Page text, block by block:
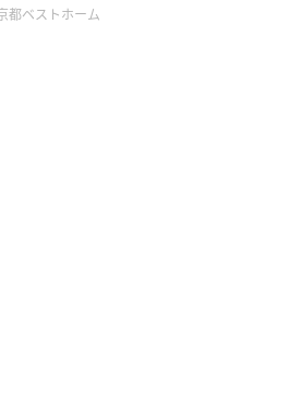
都ベストホーム